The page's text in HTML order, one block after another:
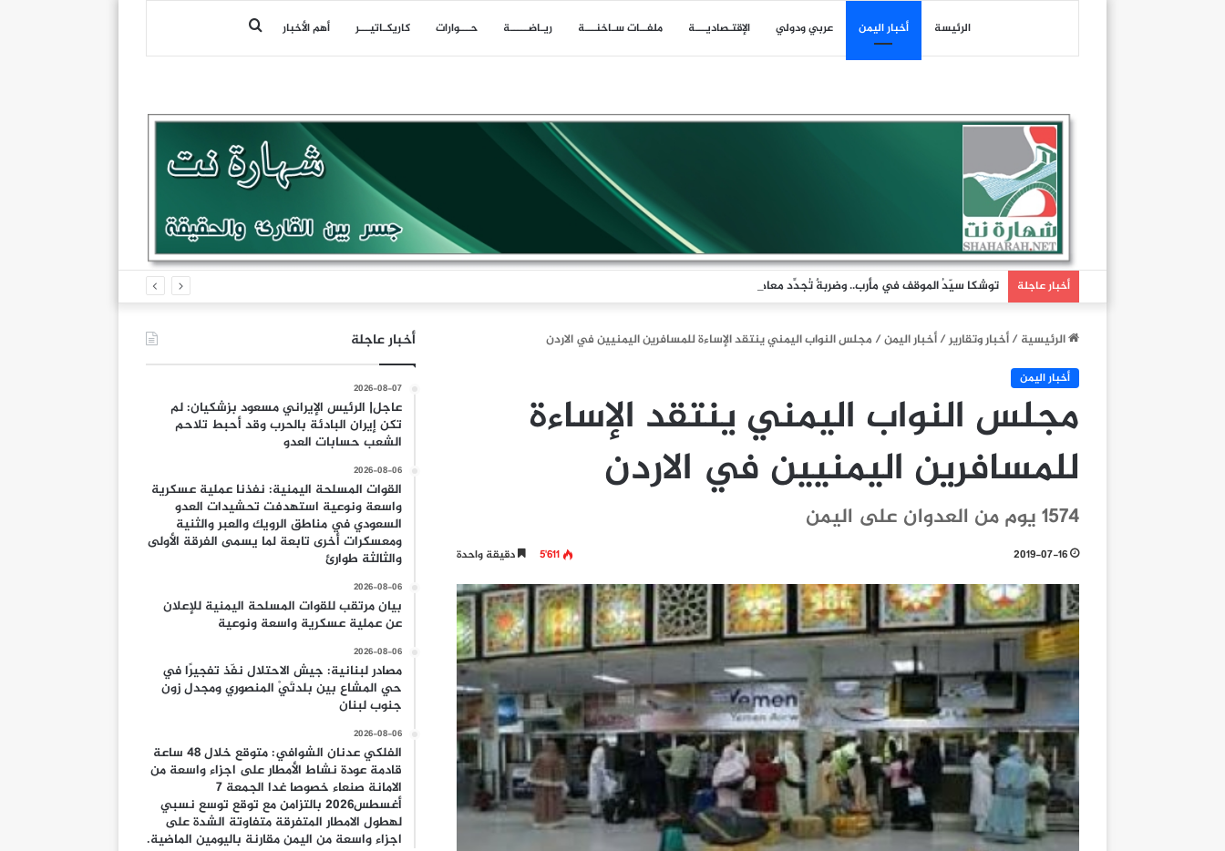
الرئيسة أخبار اليمن عربي ودولي اﻹقتـصاديـــة ملفــات سـاخنـــة ريـاضـــــة حـــوارات كاريكـاتيـــر أهم الأخبار بحث
أخبار عاجلة توشكا سيّدُ الموقف في مأرب.. وضربةٌ تُجدِّد معادلةَ الردع
الرئيسية/أخبار وتقارير/أخبار اليمن/مجلس النواب اليمني ينتقد الإساءة للمسافرين اليمنيين في الاردن
أخبار اليمن
مجلس النواب اليمني ينتقد الإساءة
للمسافرين اليمنيين في الاردن
1574 يوم من العدوان على اليمن
2019-07-16 5٬611 دقيقة واحدة
أخبار عاجلة
2026-08-07
عاجل| الرئيس الإيراني مسعود بزشكيان: لم
تكن إيران البادئة بالحرب وقد أحبط تلاحم
الشعب حسابات العدو
2026-08-06
القوات المسلحة اليمنية: نفذنا عملية عسكرية
واسعة ونوعية استهدفت تحشيدات العدو
السعودي في مناطق الرويك والعبر والثنية
ومعسكرات أخرى تابعة لما يسمى الفرقة الأولى
والثالثة طوارئ
2026-08-06
بيان مرتقب للقوات المسلحة اليمنية للإعلان
عن عملية عسكرية واسعة ونوعية
2026-08-06
مصادر لبنانية: جيش الاحتلال نفّذ تفجيرًا في
حي المشاع بين بلدتَيْ المنصوري ومجدل زون
جنوب لبنان
2026-08-06
الفلكي عدنان الشوافي: متوقع خلال 48 ساعة
قادمة عودة نشاط الأمطار على اجزاء واسعة من
الامانة صنعاء خصوصا غدا الجمعة 7
أغسطس2026 بالتزامن مع توقع توسع نسبي
لهطول الامطار المتفرقة متفاوتة الشدة على
اجزاء واسعة من اليمن مقارنة باليومين الماضية.